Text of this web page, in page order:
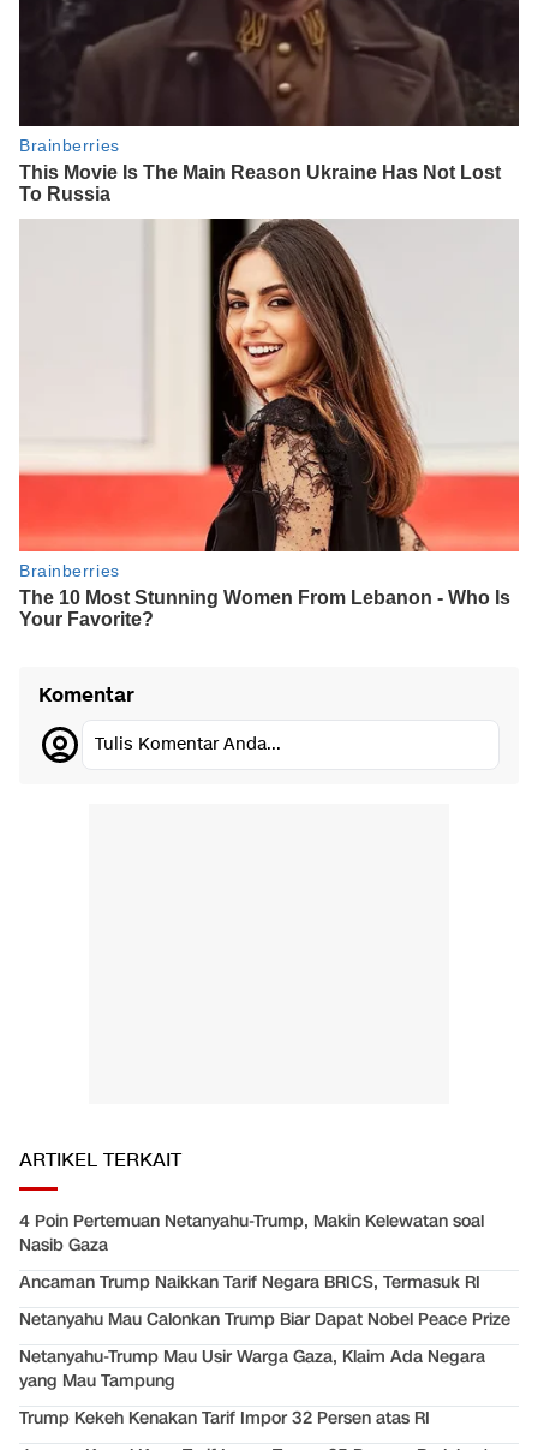
Komentar
Tulis Komentar Anda...
ARTIKEL TERKAIT
4 Poin Pertemuan Netanyahu-Trump, Makin Kelewatan soal
Nasib Gaza
Ancaman Trump Naikkan Tarif Negara BRICS, Termasuk RI
Netanyahu Mau Calonkan Trump Biar Dapat Nobel Peace Prize
Netanyahu-Trump Mau Usir Warga Gaza, Klaim Ada Negara
yang Mau Tampung
Trump Kekeh Kenakan Tarif Impor 32 Persen atas RI